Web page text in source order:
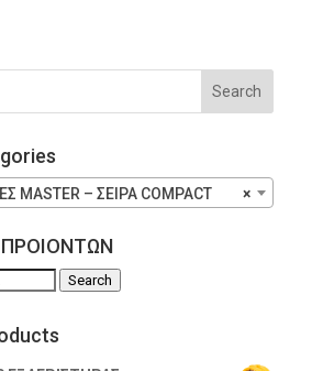
×
MASTER – ΣΕΙΡΑ COMPACT
Search